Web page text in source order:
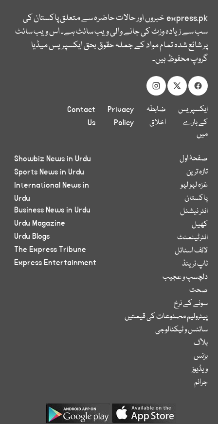
express.pkخبروں اور حالات حاضرہ سے متعلق پاکستان کی
سب سے زیادہ وزٹ کی جانے والی ویب سائٹ ہے۔ اس ویب سائٹ
پر شائع شدہ تمام مواد کے جملہ حقوق بحق ایکسپریس میڈیا
گروپ محفوظ ہیں۔
ایکسپریس
کے بارے
میں
ضابطہ
اخلاق
Privacy
Policy
Contact
Us
صفحۂ اول
تازہ ترین
غزہ لہو لہو
پاکستان
انٹر نیشنل
کھیل
انٹرٹینمنٹ
لائف اسٹائل
ٹاپ ٹرینڈ
دلچسپ و عجیب
صحت
سونے کے نرخ
پیٹرولیم مصنوعات کی قیمتیں
سائنس و ٹیکنالوجی
بلاگ
بزنس
ویڈیوز
جرائم
Showbiz News in Urdu
Sports News in Urdu
International News in
Urdu
Business News in Urdu
Urdu Magazine
Urdu Blogs
The Express Tribune
Express Entertainment